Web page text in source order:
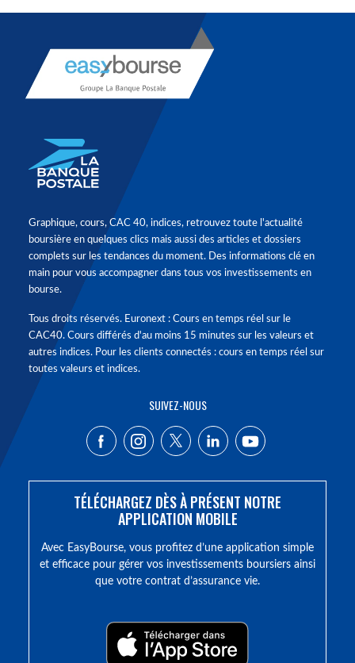
Graphique, cours, CAC 40, indices, retrouvez toute l'actualité
boursière en quelques clics mais aussi des articles et dossiers
complets sur les tendances du moment. Des informations clé en
main pour vous accompagner dans tous vos investissements en
bourse.
Tous droits réservés. Euronext : Cours en temps réel sur le
CAC40. Cours différés d'au moins 15 minutes sur les valeurs et
autres indices. Pour les clients connectés : cours en temps réel sur
toutes valeurs et indices.
SUIVEZ-NOUS
TÉLÉCHARGEZ DÈS À PRÉSENT NOTRE
APPLICATION MOBILE
Avec EasyBourse, vous profitez d’une application simple
et efficace pour gérer vos investissements boursiers ainsi
que votre contrat d’assurance vie.